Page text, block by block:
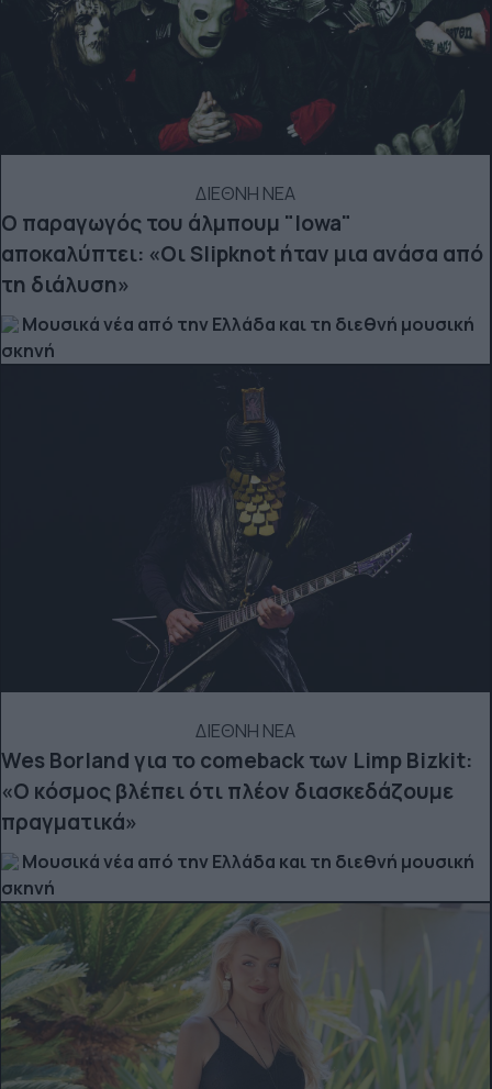
ΔΙΕΘΝΗ ΝΕΑ
Ο παραγωγός του άλμπουμ "Iowa"
αποκαλύπτει: «Οι Slipknot ήταν μια ανάσα από
τη διάλυση»
Μουσικά νέα από την Ελλάδα και τη διεθνή μουσική
σκηνή
ΔΙΕΘΝΗ ΝΕΑ
Wes Borland για το comeback των Limp Bizkit:
«Ο κόσμος βλέπει ότι πλέον διασκεδάζουμε
πραγματικά»
Μουσικά νέα από την Ελλάδα και τη διεθνή μουσική
σκηνή